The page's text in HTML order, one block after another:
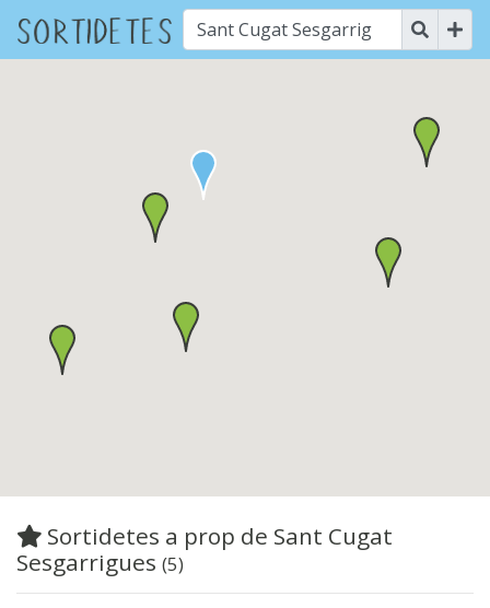
Sortidetes a prop de Sant Cugat
Sesgarrigues (5)